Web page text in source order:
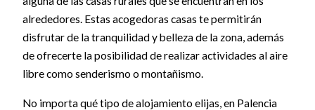
alrededores. Estas acogedoras casas te permitirán
disfrutar de la tranquilidad y belleza de la zona, además
de ofrecerte la posibilidad de realizar actividades al aire
libre como senderismo o montañismo.
No importa qué tipo de alojamiento elijas, en Palencia